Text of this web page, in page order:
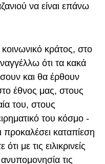
να είναι επάνω
κράτος, στο
ότι τα κακά
και θα έρθουν
έθνος μας, στους
του, στους
του κόσμο -
καταπίεση
με τις ειλικρινείς
τις